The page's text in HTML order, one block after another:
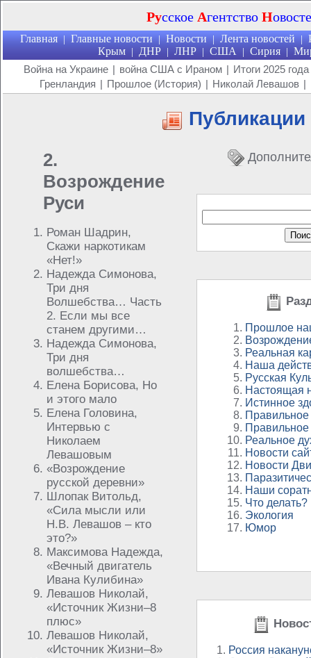
Русское Агентство Н
Главная | Главные новости | Новости | Лента новостей |
Крым | ДНР | ЛНР | США | Сирия |
Война на Украине | война США с Ираном | Итоги 2025 года
Гренландия | Прошлое (История) | Николай Левашов |
Публикации
2.
Возрождение
Руси
Роман Шадрин,
Скажи наркотикам
«Нет!»
Надежда Симонова,
Три дня
Волшебства… Часть
2. Если мы все
станем другими…
Надежда Симонова,
Три дня
волшебства…
Елена Борисова, Но
и этого мало
Елена Головина,
Интервью с
Николаем
Левашовым
«Возрождение
русской деревни»
Шлопак Витольд,
«Сила мысли или
Н.В. Левашов – кто
это?»
Максимова Надежда,
«Вечный двигатель
Ивана Кулибина»
Левашов Николай,
«Источник Жизни–8
плюс»
Левашов Николай,
«Источник Жизни–8»
Прошлое
Реальная
Наша
Русская
Настоящая
Истинное
Правильное
Реальное
Новости
Новости
Наши
Что делать?
Экология
Юмор
Россия